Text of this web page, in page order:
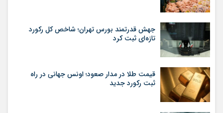
جهش قدرتمند بورس تهران؛ شاخص کل رکورد
تازه‌ای ثبت کرد
قیمت طلا در مدار صعود؛ اونس جهانی در راه
ثبت رکورد جدید